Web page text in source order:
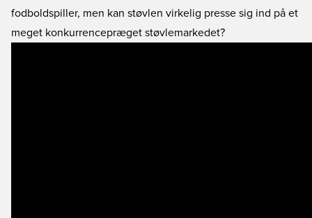
fodboldspiller, men kan støvlen virkelig presse sig ind på et
meget konkurrencepræget støvlemarkedet?